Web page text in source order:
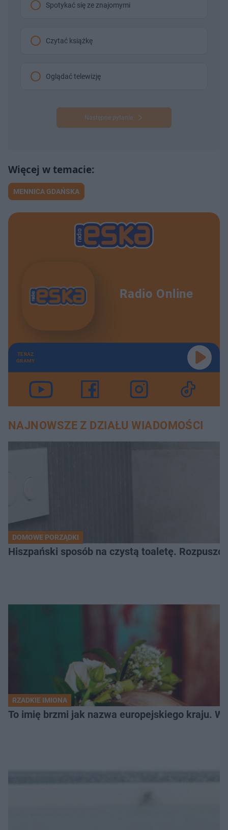
Spotykać się ze znajomymi
Czytać książkę
Oglądać telewizję
Następne pytanie
MENNICA GDAŃSKA
Radio Online
TERAZ
GRAMY
NAJNOWSZE Z DZIAŁU WIADOMOŚCI
DOMOWE PORZĄDKI
Hiszpański sposób na czystą toaletę.
RZADKIE IMIONA
To imię brzmi jak nazwa europejskiego kraju.